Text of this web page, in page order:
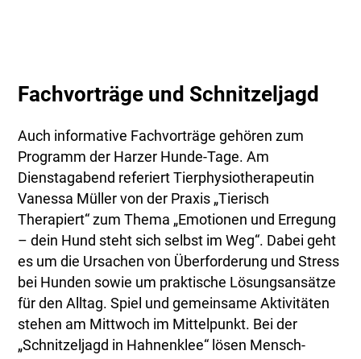
Fachvorträge und Schnitzeljagd
Auch informative Fachvorträge gehören zum
Programm der Harzer Hunde-Tage. Am
Dienstagabend referiert Tierphysiotherapeutin
Vanessa Müller von der Praxis „Tierisch
Therapiert“ zum Thema „Emotionen und Erregung
– dein Hund steht sich selbst im Weg“. Dabei geht
es um die Ursachen von Überforderung und Stress
bei Hunden sowie um praktische Lösungsansätze
für den Alltag. Spiel und gemeinsame Aktivitäten
stehen am Mittwoch im Mittelpunkt. Bei der
„Schnitzeljagd in Hahnenklee“ lösen Mensch-